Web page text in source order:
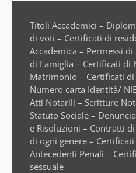
Titoli Accademici –
di voti – Certificati di
Accademica – Permessi
di Famiglia – Certificati di
Matrimonio – Certificati di
Numero carta Identità/
Atti Notarili – Scritture
Statuto Sociale –
e Risoluzioni – Contratti
di ogni genere –
Antecedenti Penali –
sessuale